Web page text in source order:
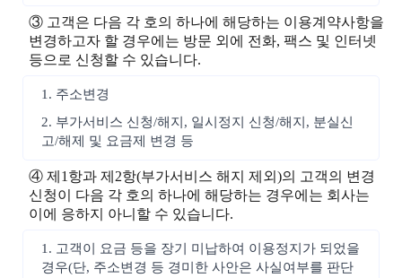
③ 고객은 다음 각 호의 하나에 해당하는 이용계약사항을
변경하고자 할 경우에는 방문 외에 전화, 팩스 및 인터넷
등으로 신청할 수 있습니다.
1. 주소변경
2. 부가서비스 신청/해지, 일시정지 신청/해지, 분실신
고/해제 및 요금제 변경 등
④ 제1항과 제2항(부가서비스 해지 제외)의 고객의 변경
신청이 다음 각 호의 하나에 해당하는 경우에는 회사는
이에 응하지 아니할 수 있습니다.
1. 고객이 요금 등을 장기 미납하여 이용정지가 되었을
경우(단, 주소변경 등 경미한 사안은 사실여부를 판단